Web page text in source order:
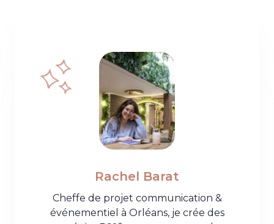
Rachel Barat
Cheffe de projet communication &
événementiel à Orléans, je crée des